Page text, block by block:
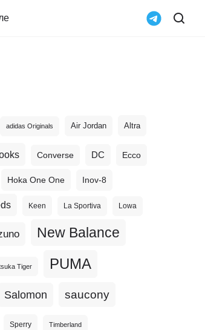
adidas Originals Air Jordan Altra
Converse DC Ecco
Hoka One One Inov-8
Keen La Sportiva Lowa
New Balance
Tiger PUMA
Salomon saucony
Sperry Timberland